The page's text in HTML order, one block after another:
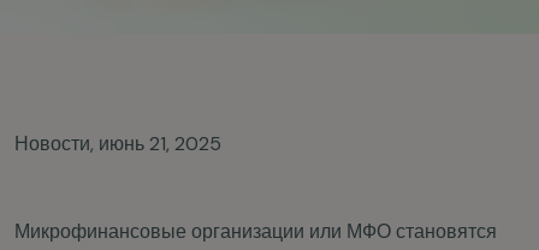
Новости, июнь 21, 2025
Микрофинансовые организации или МФО становятся